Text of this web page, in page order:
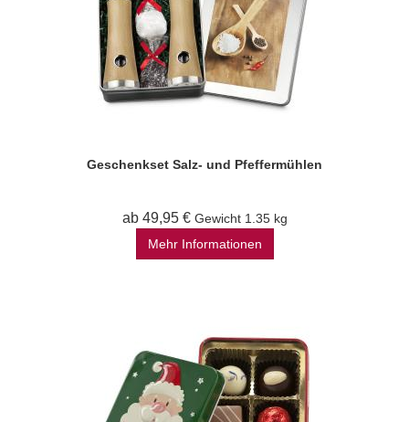
Geschenkset Salz- und Pfeffermühlen
ab 49,95 € Gewicht 1.35 kg
Mehr Informationen